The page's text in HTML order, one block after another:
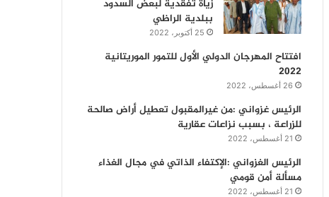
زياة تفقدية لبعض السدود
ببلدية الراظي
25 أكتوبر، 2022
افتتاح المهرجان الدولي الأول للتمور الموريتانية
2022
26 أغسطس، 2022
الرئيس غزواني :من غيرالمقبول تعطيل أراض صالحة
للزراعة ، بسبب نزاعات عقارية
21 أغسطس، 2022
الرئيس الغزواني :الإكتفاء الذاتي في مجال الغذاء
مسألة أمن قومي
21 أغسطس، 2022